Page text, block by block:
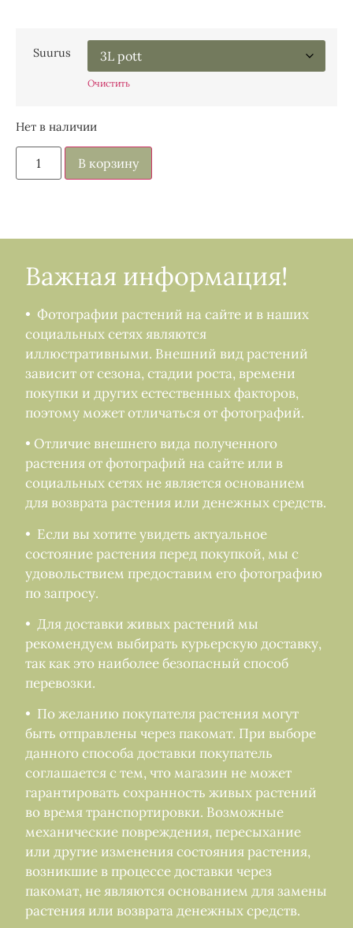
Suurus
Очистить
Нет в наличии
В корзину
Важная информация!
• Фотографии растений на сайте и в наших
социальных сетях являются
иллюстративными. Внешний вид растений
зависит от сезона, стадии роста, времени
покупки и других естественных факторов,
поэтому может отличаться от фотографий.
• Отличие внешнего вида полученного
растения от фотографий на сайте или в
социальных сетях не является основанием
для возврата растения или денежных средств.
• Если вы хотите увидеть актуальное
состояние растения перед покупкой, мы с
удовольствием предоставим его фотографию
по запросу.
• Для доставки живых растений мы
рекомендуем выбирать курьерскую доставку,
так как это наиболее безопасный способ
перевозки.
• По желанию покупателя растения могут
быть отправлены через пакомат. При выборе
данного способа доставки покупатель
соглашается с тем, что магазин не может
гарантировать сохранность живых растений
во время транспортировки. Возможные
механические повреждения, пересыхание
или другие изменения состояния растения,
возникшие в процессе доставки через
пакомат, не являются основанием для замены
растения или возврата денежных средств.